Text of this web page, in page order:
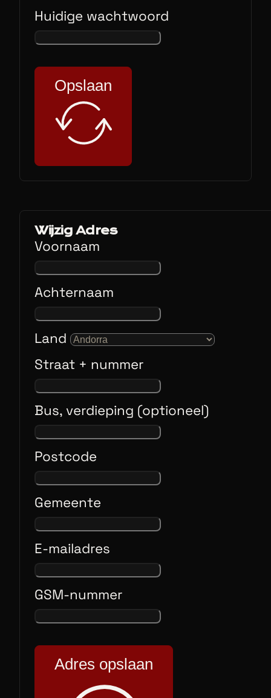
Huidige wachtwoord
Opslaan
Wijzig Adres
Voornaam
Achternaam
Land
Straat + nummer
Bus, verdieping (optioneel)
Postcode
Gemeente
E-mailadres
GSM-nummer
Adres opslaan